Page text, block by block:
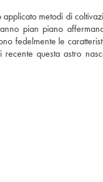
metodi di
pian piano
fedelmente le
questa astro